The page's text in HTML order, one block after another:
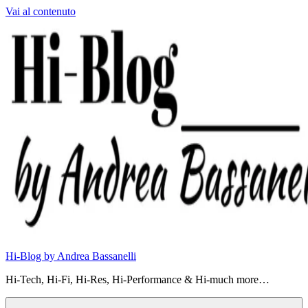
Vai al contenuto
Hi-Blog by Andrea Bassanelli
Hi-Tech, Hi-Fi, Hi-Res, Hi-Performance & Hi-much more…